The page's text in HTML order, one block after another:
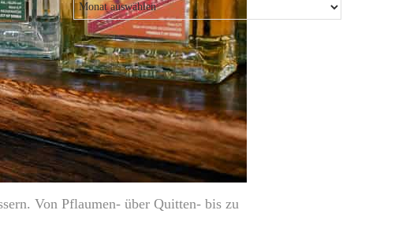
Von Pflaumen- über Quitten- bis zu